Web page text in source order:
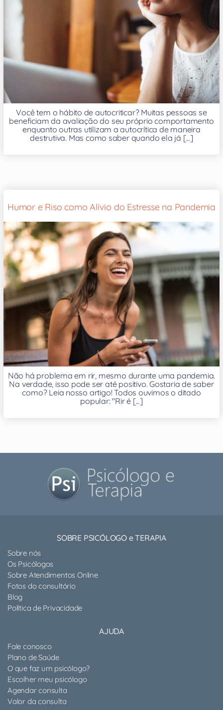
Você tem o hábito de autocriticar? Muitas pessoas se
beneficiam da avaliação do seu próprio comportamento
enquanto outras utilizam a autocrítica de maneira
destrutiva. Mas como saber quando ela já [...]
Humor e Riso como Alívio do Estresse na Pandemia
Não há problema em rir, mesmo durante uma pandemia.
Na verdade, isso pode ser até positivo. Gostaria de saber
como? Leia nosso artigo! Todos ouvimos o ditado
popular: "Rir é [...]
SOBRE PSICÓLOGO e TERAPIA
Sobre nós
Os Psicólogos
Sobre Atendimentos Online
Fotos do consultório
Blog
Política de Privacidade
AJUDA
Fale conosco
Plano de Saúde
O que faz um psicólogo?
Escolher meu psicólogo
Agendar consulta
Valor da consulta